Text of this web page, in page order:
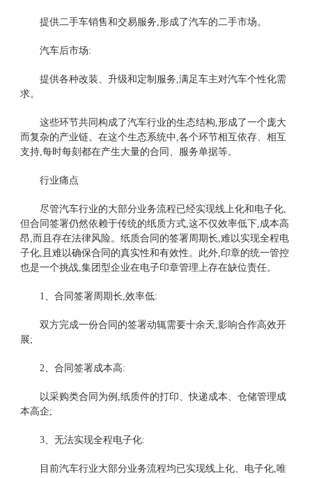
提供二手车销售和交易服务,形成了汽车的二手市场。
汽车后市场:
提供各种改装、升级和定制服务,满足车主对汽车个性化需
求。
这些环节共同构成了汽车行业的生态结构,形成了一个庞大
而复杂的产业链。在这个生态系统中,各个环节相互依存、相互
支持,每时每刻都在产生大量的合同、服务单据等。
行业痛点
尽管汽车行业的大部分业务流程已经实现线上化和电子化,
但合同签署仍然依赖于传统的纸质方式,这不仅效率低下,成本高
昂,而且存在法律风险。纸质合同的签署周期长,难以实现全程电
子化,且难以确保合同的真实性和有效性。此外,印章的统一管控
也是一个挑战,集团型企业在电子印章管理上存在缺位责任。
1、合同签署周期长,效率低:
双方完成一份合同的签署动辄需要十余天,影响合作高效开
展;
2、合同签署成本高:
以采购类合同为例,纸质件的打印、快递成本、仓储管理成
本高企;
3、无法实现全程电子化:
目前汽车行业大部分业务流程均已实现线上化、电子化,唯